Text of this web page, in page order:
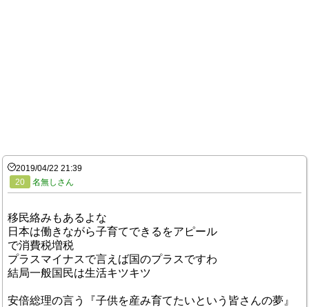
2019/04/22 21:39
20
名無しさん
移民絡みもあるよな
日本は働きながら子育てできるをアピール
で消費税増税
プラスマイナスで言えば国のプラスですわ
結局一般国民は生活キツキツ
安倍総理の言う『子供を産み育てたいという皆さんの夢』